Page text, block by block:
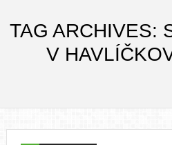
TAG ARCHIVES:
V